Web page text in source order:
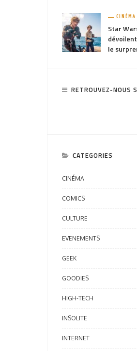
CINÉMA
Star
le
RETROUVEZ-NOUS
CATEGORIES
CINÉMA
COMICS
CULTURE
EVENEMENTS
GEEK
GOODIES
HIGH-TECH
INSOLITE
INTERNET